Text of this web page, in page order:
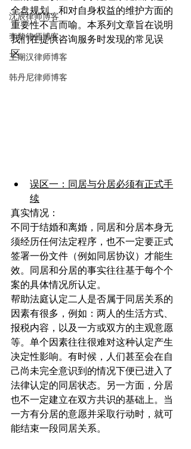
沈辰律师博客
李黎律师博客
王期汉律师博客
韩丹尼律师博客
全盘规划、和对自身权益的维护方面的
重要性不言而喻。本系列文章旨在说明
我们在提供咨询服务时发现的常见误
区。
误区一：同居与分居必须有正式手
续
真实情况：
不同于结婚和离婚，同居和分居本身无
须经历任何法定程序，也不一定要正式
签署一份文件（例如同居协议）才能生
效。同居和分居的事实往往基于每个个
案的具体情况所认定。
帮助法庭认定二人是否属于同居关系的
因素有很多，例如：两人的生活方式、
报税内容，以及一方或双方的主观意愿
等。单个因素往往很难对这种认定产生
决定性影响。有时候，人们甚至会在自
己尚未完全意识到的情况下便已进入了
法律认定的同居状态。另一方面，分居
也不一定建立在双方共识的基础上。当
一方有分居的意愿并采取行动时，就可
能结束一段同居关系。